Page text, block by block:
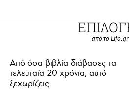
από το Lifo.gr
Από όσα βιβλία διάβασες τα
τελευταία 20 χρόνια, αυτό
ξεχωρίζεις